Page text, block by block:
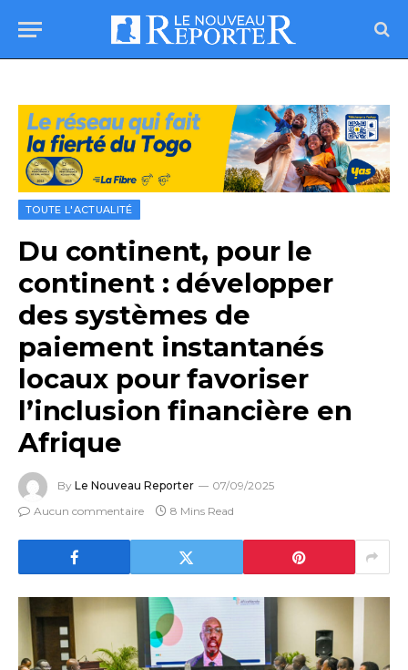
TOUTE L'ACTUALITÉ
Du continent, pour le
continent : développer
des systèmes de
paiement instantanés
locaux pour favoriser
l’inclusion financière en
Afrique
By Le Nouveau Reporter
07/09/2025
Aucun commentaire
8 Mins Read